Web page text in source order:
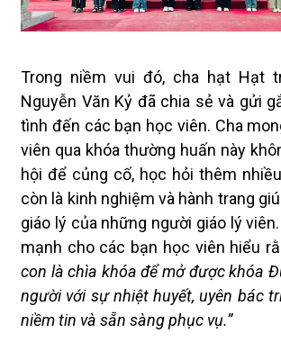
Trong niềm vui đó, cha hạt Hạt
Nguyễn Văn Kỷ đã chia sẻ và gửi
tình đến các bạn học viên. Cha
viên qua khóa thường huấn này
hội để củng cố, học hỏi thêm
còn là kinh nghiệm và hành trang
giáo lý của những người giáo lý
mạnh cho các bạn học viên hiểu
con là chìa khóa để mở được khóa
người với sự nhiệt huyết, uyên bác
niềm tin và sẵn sàng phục vụ.”